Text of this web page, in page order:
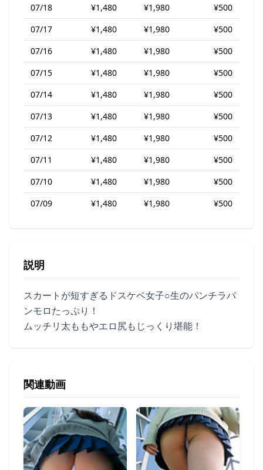
07/18
¥1,480 ¥1,980
¥500
07/17
¥1,480 ¥1,980
¥500
07/16
¥1,480 ¥1,980
¥500
07/15
¥1,480 ¥1,980
¥500
07/14
¥1,480 ¥1,980
¥500
07/13
¥1,480 ¥1,980
¥500
07/12
¥1,480 ¥1,980
¥500
07/11
¥1,480 ¥1,980
¥500
07/10
¥1,480 ¥1,980
¥500
07/09
¥1,480 ¥1,980 ¥500
説明
スカートが短すぎるドスケベ女子○生のパンチラパ
ンモロたっぷり！
ムッチリ太ももやエロ尻もじっくり堪能！
関連動画